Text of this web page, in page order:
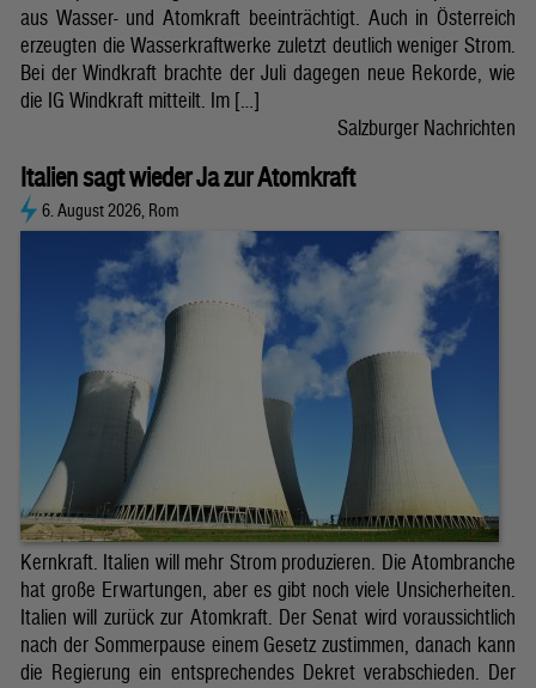
aus Wasser- und Atomkraft beeinträchtigt. Auch in Österreich
erzeugten die Wasserkraftwerke zuletzt deutlich weniger Strom.
Bei der Windkraft brachte der Juli dagegen neue Rekorde, wie
die IG Windkraft mitteilt. Im […]
Salzburger Nachrichten
Italien sagt wieder Ja zur Atomkraft
6. August 2026, Rom
Kernkraft. Italien will mehr Strom produzieren. Die Atombranche
hat große Erwartungen, aber es gibt noch viele Unsicherheiten.
Italien will zurück zur Atomkraft. Der Senat wird voraussichtlich
nach der Sommerpause einem Gesetz zustimmen, danach kann
die Regierung ein entsprechendes Dekret verabschieden. Der